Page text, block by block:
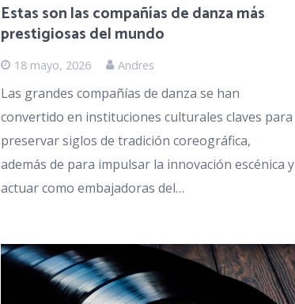
Estas son las compañías de danza más
prestigiosas del mundo
18 mayo, 2026 Andres
Las grandes compañías de danza se han
convertido en instituciones culturales claves para
preservar siglos de tradición coreográfica,
además de para impulsar la innovación escénica y
actuar como embajadoras del…